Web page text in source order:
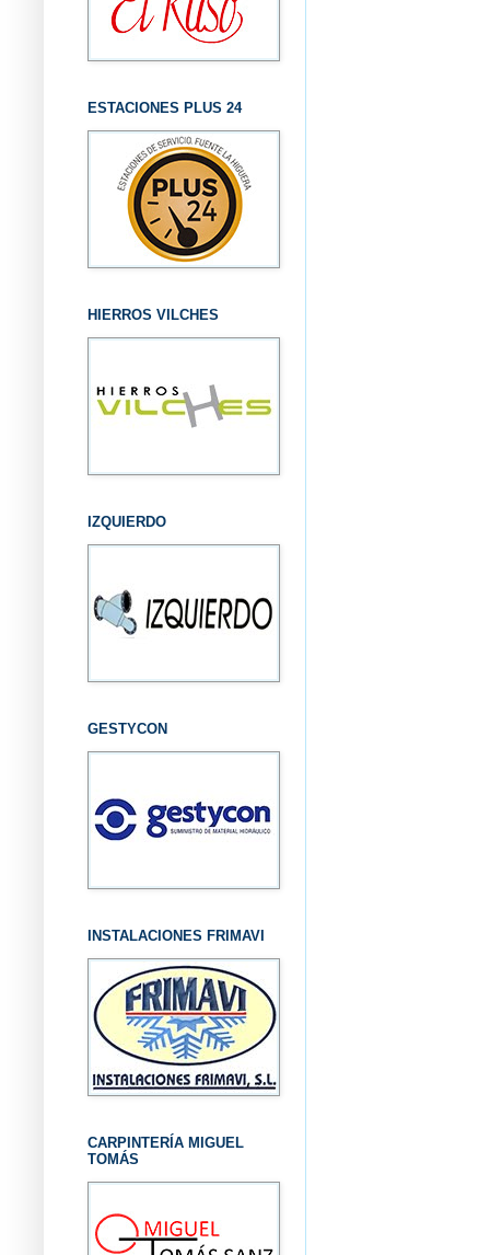
ESTACIONES PLUS 24
HIERROS VILCHES
IZQUIERDO
GESTYCON
INSTALACIONES FRIMAVI
CARPINTERÍA MIGUEL
TOMÁS